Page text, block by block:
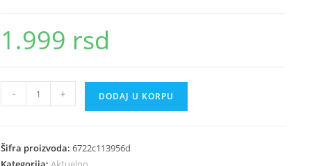
1.999 rsd
led
i
daljinski
- + DODAJ U KORPU
Šifra proizvoda:6722c113956d